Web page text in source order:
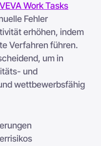
Work Tasks
Fehler
erhöhen, indem
Verfahren führen.
um in
und
wettbewerbsfähig